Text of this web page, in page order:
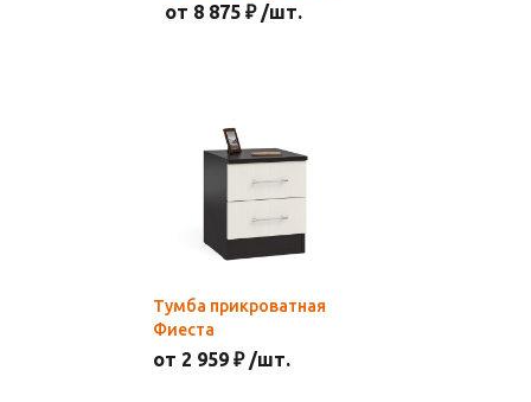
от 8 875 ₽ /шт.
Тумба прикроватная
Фиеста
от 2 959 ₽ /шт.